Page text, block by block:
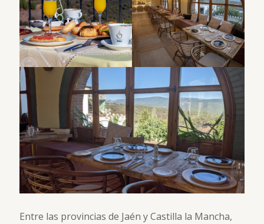
Entre las provincias de Jaén y Castilla la Mancha,